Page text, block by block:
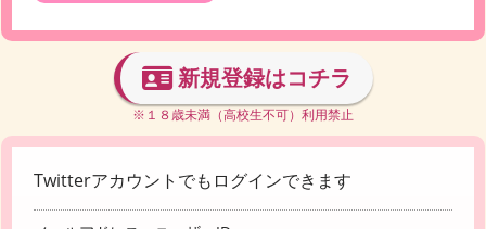
新規登録はコチラ
※１８歳未満（高校生不可）利用禁止
Twitterアカウントでもログインできます